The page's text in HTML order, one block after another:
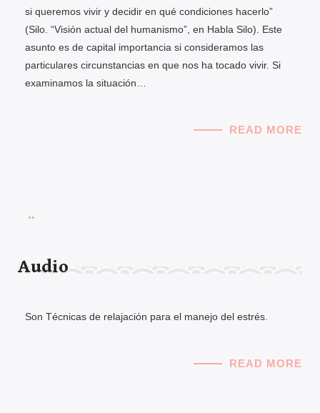
si queremos vivir y decidir en qué condiciones hacerlo”
(Silo. “Visión actual del humanismo”, en Habla Silo). Este
asunto es de capital importancia si consideramos las
particulares circunstancias en que nos ha tocado vivir. Si
examinamos la situación…
READ MORE
Audio
Son Técnicas de relajación para el manejo del estrés.
READ MORE